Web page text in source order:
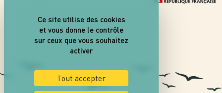
Ce site utilise des cookies
et vous donne le contrôle
sur ceux que vous souhaitez
activer
Tout accepter